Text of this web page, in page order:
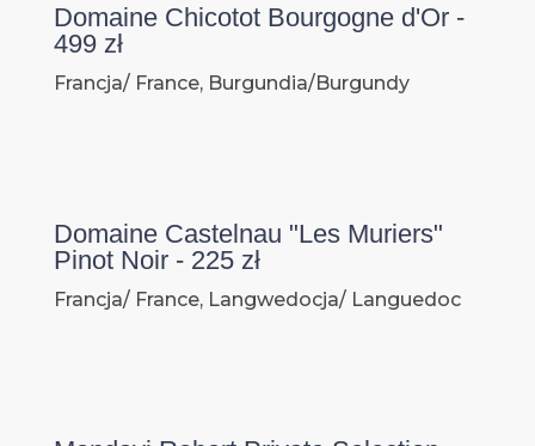
Domaine Chicotot Bourgogne d'Or -
499 zł
Francja/ France, Burgundia/Burgundy
Domaine Castelnau "Les Muriers"
Pinot Noir - 225 zł
Francja/ France, Langwedocja/ Languedoc